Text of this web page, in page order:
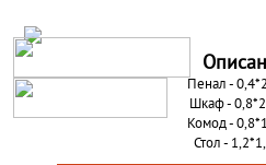
Пенал -
Шкаф -
Комод -
Стол -